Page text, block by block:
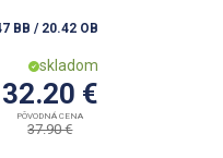
BB / 20.42 OB
skladom
32.20 €
PÔVODNÁ CENA
37.90 €